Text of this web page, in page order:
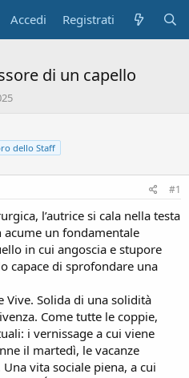
Accedi Registrati
di un capello
dello Staff
#1
l’autrice si cala nella testa
acume un fondamentale
in cui angoscia e stupore
capace di sprofondare una
Vive. Solida di una solidità
Come tutte le coppie,
i vernissage a cui viene
il martedì, le vacanze
vita sociale piena, a cui